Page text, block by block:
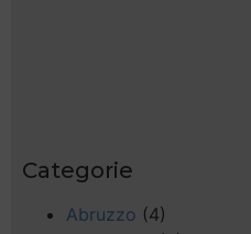
Categorie
Abruzzo (4)